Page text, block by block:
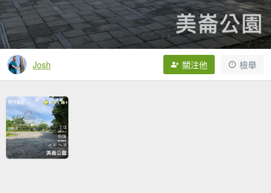
Josh 關注他 檢舉